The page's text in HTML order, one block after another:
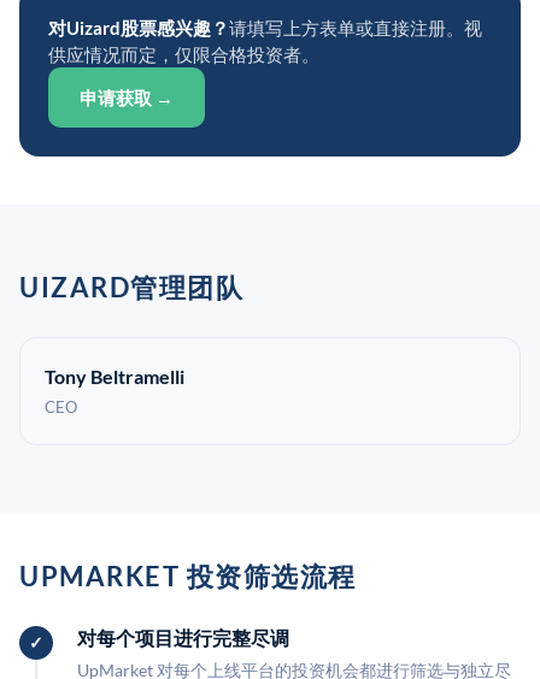
对Uizard股票感兴趣？请填写上方表单或直接注册。视
供应情况而定，仅限合格投资者。
申请获取 →
UIZARD管理团队
Tony Beltramelli
CEO
UPMARKET 投资筛选流程
对每个项目进行完整尽调
UpMarket 对每个上线平台的投资机会都进行筛选与独立尽